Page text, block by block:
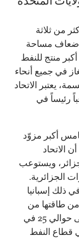
من ثلاثة
مساحة
منتج للنفط
في جميع أنحاء
البالغ 37 مليون نسمة، يعتبر الاتحاد
رئيساً في
أكبر مزوّد
الاتحاد
ويستوعب
الجزائرية.
ذلك إسبانيا
من طاقتها من
الجزائر. وتستحوذ الولايات المتحدة على حوالي 25 في
قطاع النفط